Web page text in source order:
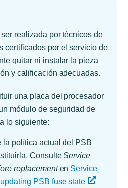
realizada por técnicos de
certificados por el servicio de
quitar ni instalar la pieza
y calificación adecuadas.
una placa del procesador
módulo de seguridad de
lo siguiente:
la política actual del PSB
Consulte Service
replacementen Service
PSB fuse state